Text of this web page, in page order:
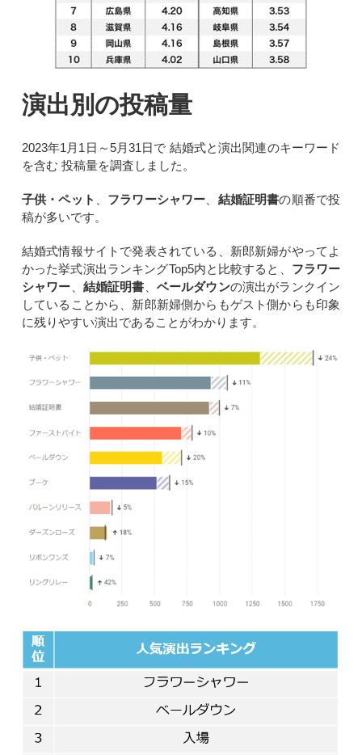
演出別の投稿量
2023年1月1日～5月31日で 結婚式と演出関連のキーワード
を含む 投稿量を調査しました。
子供・ペット フラワーシャワー 結婚証明書の順番で投
稿が多いです。
結婚式情報サイトで発表されている、新郎新婦がやってよ
かった挙式演出ランキングTop5内と比較すると、 フラワー
シャワー
結婚証明書 ベールダウンの演出がランクイン
していることから、新郎新婦側からもゲスト側からも印象
に残りやすい演出であることがわかります。